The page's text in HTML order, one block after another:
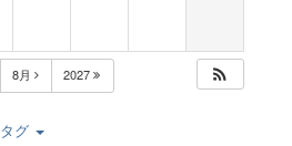
8月 2027
タグ